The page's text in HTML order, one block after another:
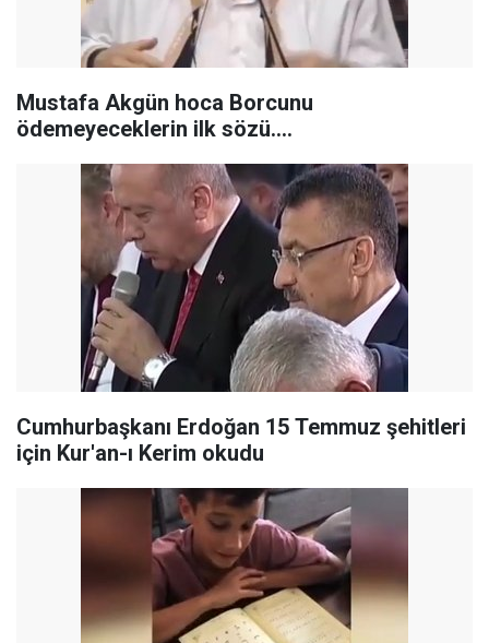
Mustafa Akgün hoca Borcunu
ödemeyeceklerin ilk sözü....
Cumhurbaşkanı Erdoğan 15 Temmuz şehitleri
için Kur'an-ı Kerim okudu